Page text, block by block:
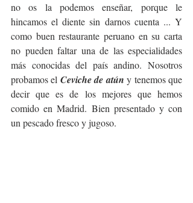
no os la podemos enseñar, porque le
hincamos el diente sin darnos cuenta ... Y
como buen restaurante peruano en su carta
no pueden faltar una de las especialidades
más conocidas del país andino. Nosotros
probamos el Ceviche de atún y tenemos que
decir que es de los mejores que hemos
comido en Madrid. Bien presentado y con
un pescado fresco y jugoso.